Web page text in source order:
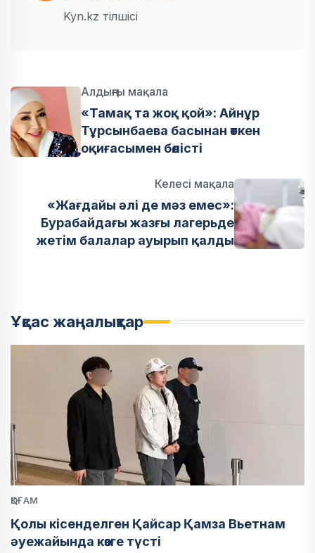
Kyn.kz тілшісі
Алдыңғы мақала
«Тамақ та жоқ қой»: Айнұр
Тұрсынбаева басынан өткен
оқиғасымен бөлісті
Келесі мақала
«Жағдайы әлі де мәз емес»:
Бурабайдағы жазғы лагерьде
жетім балалар ауырып қалды
Ұқсас жаңалықтар
ҚОҒАМ
Қолы кісенделген Қайсар Қамза Вьетнам
әуежайында көзге түсті